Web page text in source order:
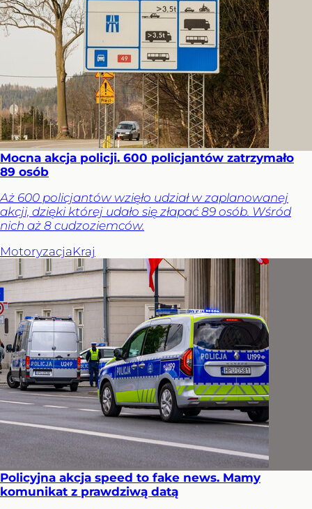
Mocna akcja policji. 600 policjantów zatrzymało
89 osób
Aż 600 policjantów wzięło udział w zaplanowanej
akcji, dzięki której udało się złapać 89 osób. Wśród
nich aż 8 cudzoziemców.
MotoryzacjaKraj
Policyjna akcja speed to fake news. Mamy
komunikat z prawdziwą datą